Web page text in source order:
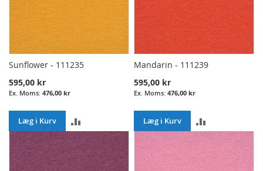
Sunflower - 111235
595,00 kr
476,00 kr
Læg i Kurv
TO
COMPARE
Mandarin - 111239
595,00 kr
476,00 kr
Læg i Kurv
COMPARE